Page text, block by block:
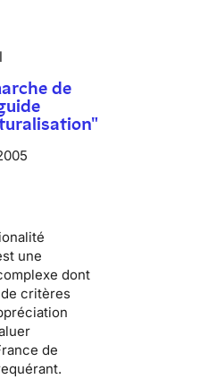
de
une
dont
critères
de